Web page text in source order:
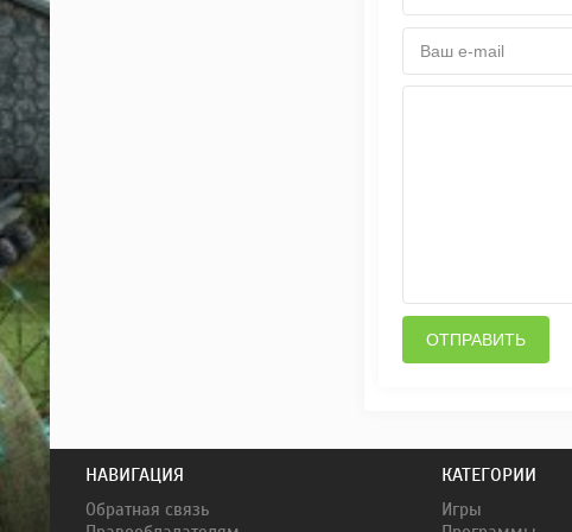
ОТПРАВИТЬ
НАВИГАЦИЯ
Обратная связь
КАТЕГОРИИ
Игры